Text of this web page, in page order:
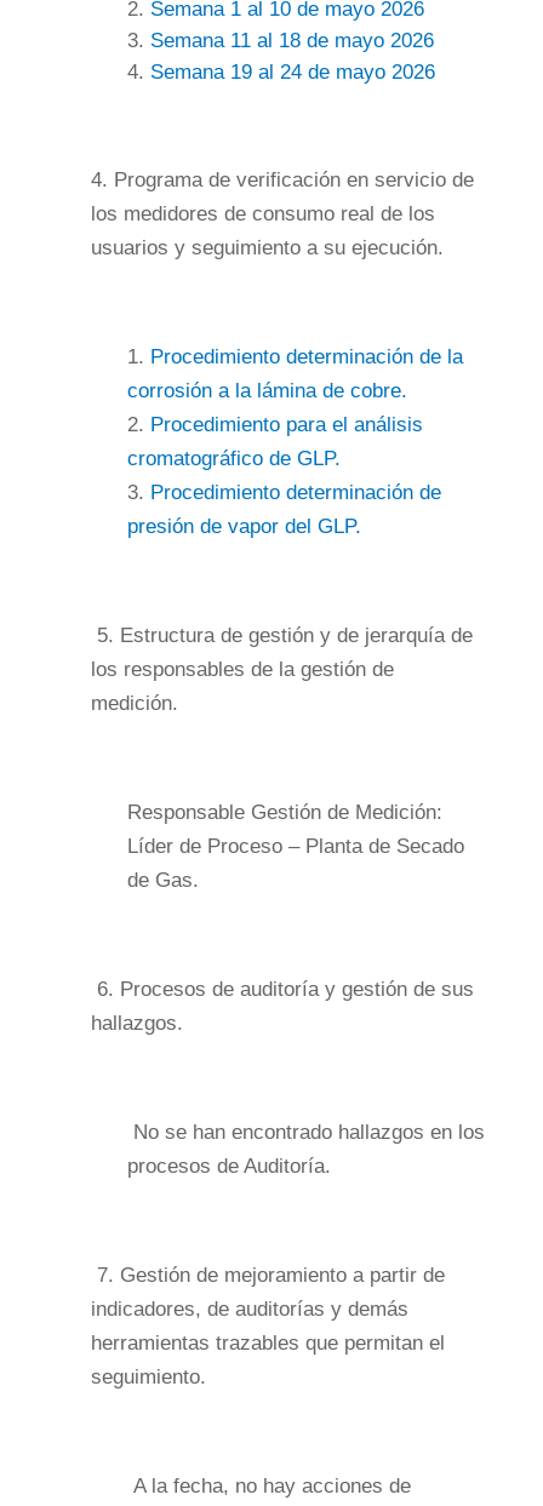
Semana 1 al 10 de mayo 2026
Semana 11 al 18 de mayo 2026
Semana 19 al 24 de mayo 2026
4. Programa de verificación en servicio de
los medidores de consumo real de los
usuarios y seguimiento a su ejecución.
1. Procedimiento determinación de la
corrosión a la lámina de cobre.
2. Procedimiento para el análisis
cromatográfico de GLP.
3. Procedimiento determinación de
presión de vapor del GLP.
5. Estructura de gestión y de jerarquía de
los responsables de la gestión de
medición.
Responsable Gestión de Medición:
Líder de Proceso – Planta de Secado
de Gas.
6. Procesos de auditoría y gestión de sus
hallazgos.
No se han encontrado hallazgos en los
procesos de Auditoría.
7. Gestión de mejoramiento a partir de
indicadores, de auditorías y demás
herramientas trazables que permitan el
seguimiento.
A la fecha, no hay acciones de